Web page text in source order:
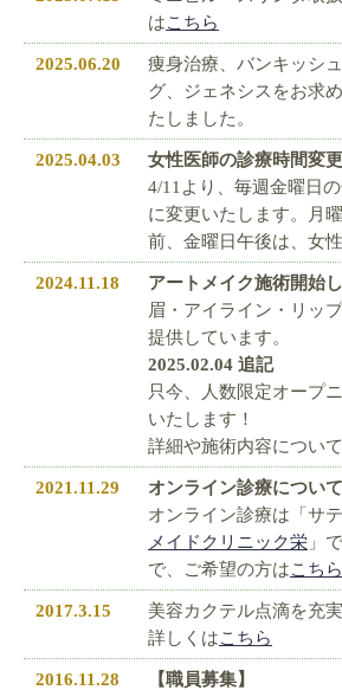
はこちら
2025.06.20
痩身治療、バンキッシ
グ、ジェネシスをお求
たしました。
2025.04.03
女性医師の診療時間変
4/11より、毎週金曜日
に変更いたします。月
前、金曜日午後は、女
2024.11.18
アートメイク施術開始
眉・アイライン・リッ
提供しています。
2025.02.04 追記
只今、人数限定オープ
いたします！
詳細や施術内容について
2021.11.29
オンライン診療について
オンライン診療は「サ
メイドクリニック栄 」
で、ご希望の方はこち
2017.3.15
美容カクテル点滴を充
詳しくはこちら
2016.11.28
【職員募集】